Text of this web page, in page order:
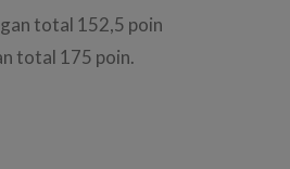
total 152,5 poin
total 175 poin.